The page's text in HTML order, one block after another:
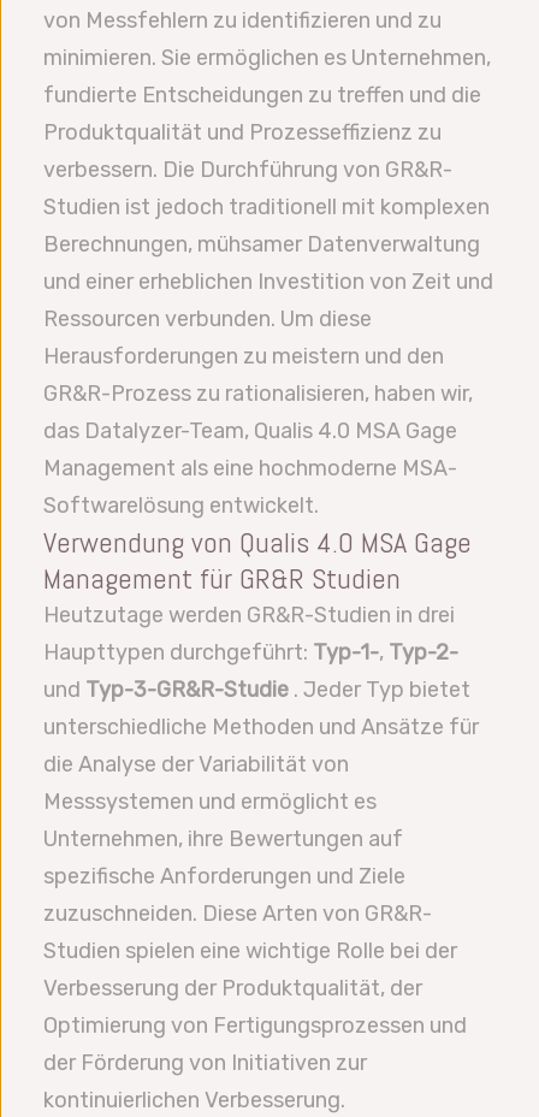
von Messfehlern zu identifizieren und zu
minimieren. Sie ermöglichen es Unternehmen,
fundierte Entscheidungen zu treffen und die
Produktqualität und Prozesseffizienz zu
verbessern. Die Durchführung von GR&R-
Studien ist jedoch traditionell mit komplexen
Berechnungen, mühsamer Datenverwaltung
und einer erheblichen Investition von Zeit und
Ressourcen verbunden. Um diese
Herausforderungen zu meistern und den
GR&R-Prozess zu rationalisieren, haben wir,
das Datalyzer-Team, Qualis 4.0 MSA Gage
Management als eine hochmoderne MSA-
Softwarelösung entwickelt.
Verwendung von Qualis 4.0 MSA Gage
Management für GR&R Studien
Heutzutage werden GR&R-Studien in drei
Haupttypen durchgeführt: Typ-1-, Typ-2-
und Typ-3-GR&R-Studie . Jeder Typ bietet
unterschiedliche Methoden und Ansätze für
die Analyse der Variabilität von
Messsystemen und ermöglicht es
Unternehmen, ihre Bewertungen auf
spezifische Anforderungen und Ziele
zuzuschneiden. Diese Arten von GR&R-
Studien spielen eine wichtige Rolle bei der
Verbesserung der Produktqualität, der
Optimierung von Fertigungsprozessen und
der Förderung von Initiativen zur
kontinuierlichen Verbesserung.